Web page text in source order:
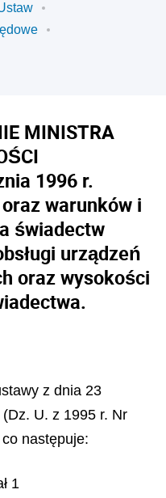
MINISTRA
1996 r.
warunków i
świadectw
urządzeń
oraz wysokości
z dnia 23
(Dz. U. z 1995 r. Nr
następuje:
1